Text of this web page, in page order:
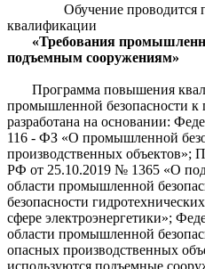
Обучение проводится по
квалификации
«Требования
подъемным сооружениям»
Программа повышения
промышленной безопасности
разработана на основании:
116 - ФЗ «О промышленной
производственных объектов»;
РФ от 25.10.2019 № 1365 «О
области промышленной
безопасности
сфере электроэнергетики»;
области промышленной
опасных производственных
используются подъемные